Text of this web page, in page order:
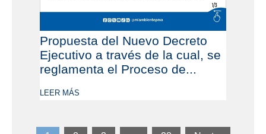
Propuesta del Nuevo Decreto
Ejecutivo a través de la cual, se
reglamenta el Proceso de...
LEER MÁS